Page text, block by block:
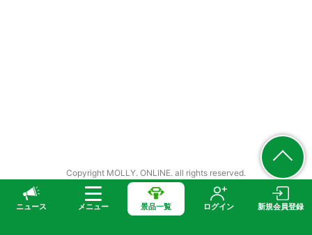
ニュース メニュー 景品一覧 ログイン 新規会員登録
Copyright MOLLY. ONLINE. all rights reserved.